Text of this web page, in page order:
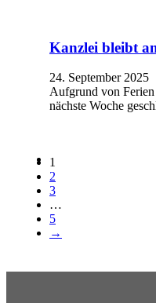
Kanzlei bleibt
24. September 2025
Aufgrund von
nächste Woche
1
2
3
…
5
→